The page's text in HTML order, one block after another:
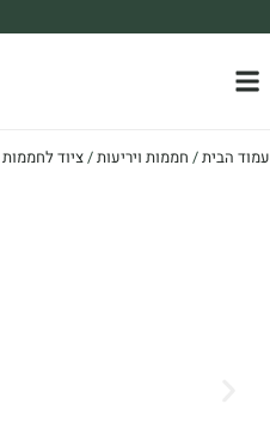
עמוד הבית/ חממות ויריעות/ציוד לחממות